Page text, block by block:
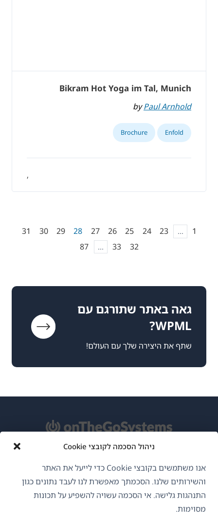
ניהול הסכמה לקובצי Cookie
אנו משתמשים בקובצי Cookie כדי לייעל את האתר
והשירותים שלנו. הסכמתך מאפשרת לנו לעבד נתונים כגון
התנהגות גלישה. אי הסכמה עשויה להשפיע על תכונות
מסוימות.
Bikram Hot Yoga im Tal, Munich
byPaul Arnhold
Enfold
Brochure
,
1
...
23
24
25
26
27
28
29
30
31
32
33
...
87
גאה באתר שתורגם עם
WPML?
שתף את היצירה שלך עם העולם!
GDPR ומדיניות פרטיות
הצטרף לצוות שלנו(נפתח